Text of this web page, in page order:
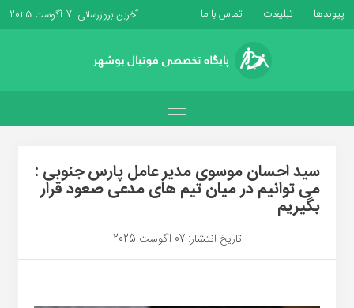
پیوندها تبلیغات تماس با ما آخرین بروزرسانی: 7 آگوست 2025
سید احسان موسوی مدیر عامل پارس جنوبی :
می توانیم در میان تیم های مدعی صعود قرار
بگیریم
تاریخ انتشار: 07 آگوست 2025